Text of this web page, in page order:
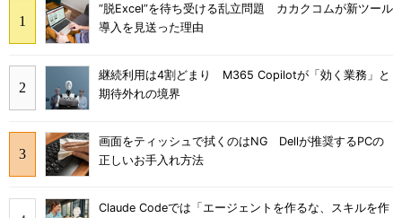
“脱Excel”を待ち受ける乱立問題 カカクコムが新ツール
導入を見送った理由
継続利用は4割どまり M365 Copilotが「効く業務」と
期待外れの境界
画面をティッシュで拭くのはNG Dellが推奨するPCの
正しいお手入れ方法
Claude Codeでは「エージェントを作るな、スキルを作